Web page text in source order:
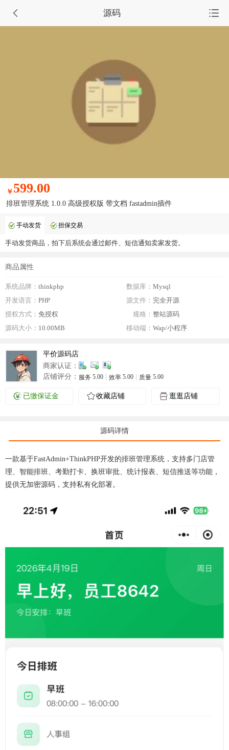
源码
￥ 599.00
排班管理系统 1.0.0 高级授权版 带文档 fastadmin插件
手动发货 担保交易
手动发货商品，拍下后系统会通过邮件、短信通知卖家发货。
商品属性
系统品牌： thinkphp 数据库： Mysql
开发语言： PHP 源文件： 完全开源
授权方式： 免授权 规格： 整站源码
源码大小： 10.00MB 移动端： Wap/小程序
平价源码店
商家认证：
店铺评分： 服务 5.00 效率 5.00 质量 5.00
已缴保证金 收藏店铺 逛逛店铺
源码详情
一款基于FastAdmin+ThinkPHP开发的排班管理系统，支持多门店管
理、智能排班、考勤打卡、换班审批、统计报表、短信推送等功能，
提供无加密源码，支持私有化部署。